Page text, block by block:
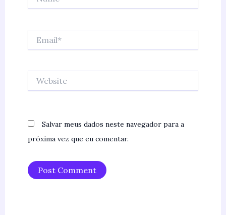
Salvar meus dados neste navegador para a
próxima vez que eu comentar.